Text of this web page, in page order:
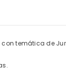
temática de